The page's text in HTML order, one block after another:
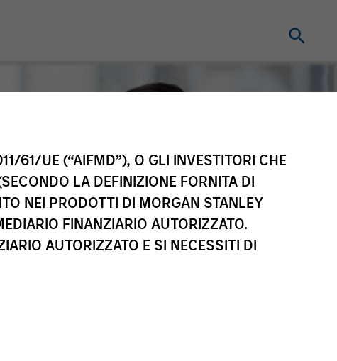
61/UE (“AIFMD”), O GLI INVESTITORI CHE
LA DEFINIZIONE FORNITA DI
NEI PRODOTTI DI MORGAN STANLEY
FINANZIARIO AUTORIZZATO.
AUTORIZZATO E SI NECESSITI DI